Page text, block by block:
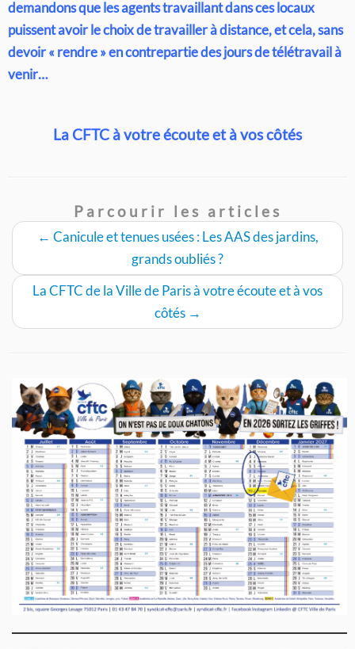
demandons que les agents travaillant dans ces locaux
puissent avoir le choix de travailler à distance, et cela, sans
devoir « rendre » en contrepartie des jours de télétravail à
venir…
La CFTC à votre écoute et à vos côtés
Parcourir les articles
← Canicule et tenues usées : Les AAS des jardins,
grands oubliés ?
La CFTC de la Ville de Paris à votre écoute et à vos
côtés →